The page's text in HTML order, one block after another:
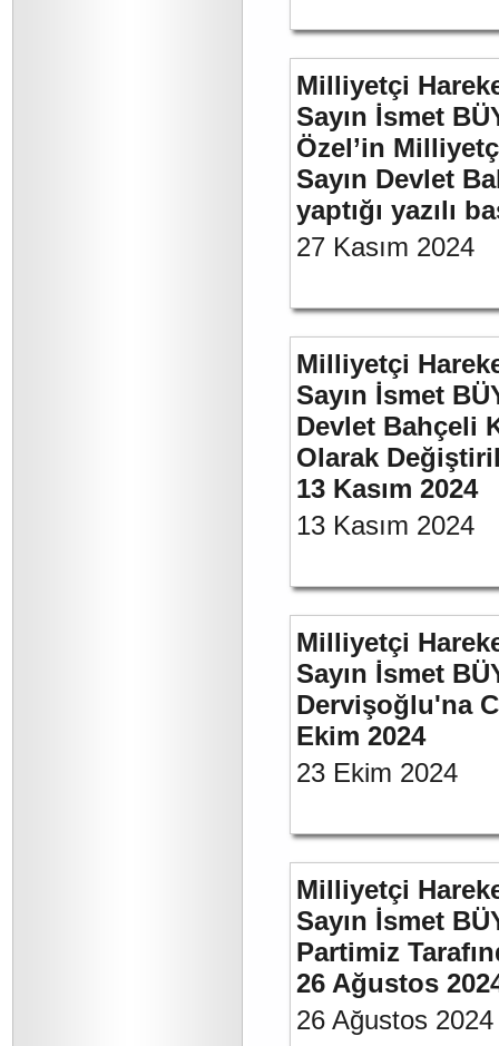
Milliyetçi
Sayın İsmet
Özel’in
Sayın Devlet
yaptığı yazılı
27 Kasım 2024
Milliyetçi
Sayın İsmet
Devlet Bahçeli
Olarak
13 Kasım 2024
13 Kasım 2024
Milliyetçi
Sayın İsmet
Dervişoğlu'na
Ekim 2024
23 Ekim 2024
Milliyetçi
Sayın İsmet
Partimiz
26 Ağustos
26 Ağustos 2024